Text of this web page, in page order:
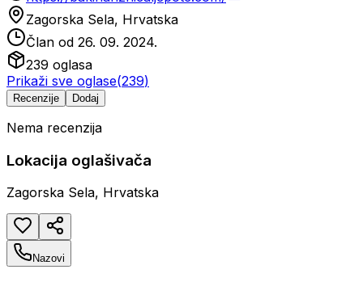
Zagorska Sela, Hrvatska
Član od 26. 09. 2024.
239 oglasa
Prikaži sve oglase(239)
Recenzije Dodaj
Nema recenzija
Lokacija oglašivača
Zagorska Sela, Hrvatska
Nazovi